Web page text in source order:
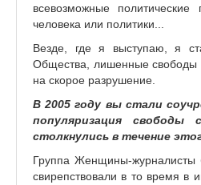
всевозможные
человека или политики...
Везде, где я выступаю, я
Общества, лишенные свободы
на скорое разрушение.
В 2005 году вы стали
популяризация
столкнулись в течение
Группа Женщины-журналисты
свирепствовали в то время